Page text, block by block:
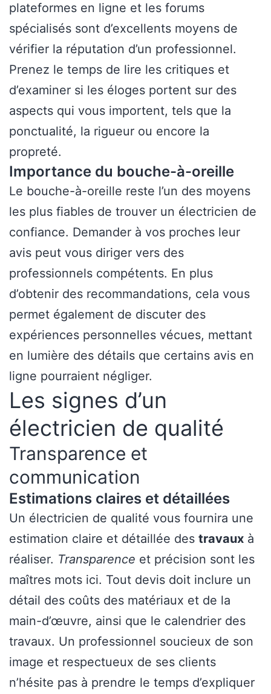
plateformes en ligne et les forums
spécialisés sont d’excellents moyens de
vérifier la réputation d’un professionnel.
Prenez le temps de lire les critiques et
d’examiner si les éloges portent sur des
aspects qui vous importent, tels que la
ponctualité, la rigueur ou encore la
propreté.
Importance du bouche-à-oreille
Le bouche-à-oreille reste l’un des moyens
les plus fiables de trouver un électricien de
confiance. Demander à vos proches leur
avis peut vous diriger vers des
professionnels compétents. En plus
d’obtenir des recommandations, cela vous
permet également de discuter des
expériences personnelles vécues, mettant
en lumière des détails que certains avis en
ligne pourraient négliger.
Les signes d’un
électricien de qualité
Transparence et
communication
Estimations claires et détaillées
Un électricien de qualité vous fournira une
estimation claire et détaillée des travaux à
réaliser. Transparence et précision sont les
maîtres mots ici. Tout devis doit inclure un
détail des coûts des matériaux et de la
main-d’œuvre, ainsi que le calendrier des
travaux. Un professionnel soucieux de son
image et respectueux de ses clients
n’hésite pas à prendre le temps d’expliquer